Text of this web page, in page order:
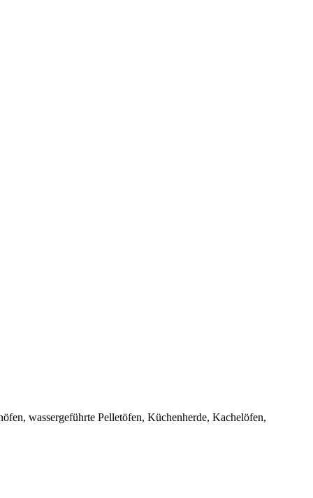
wassergeführte Pelletöfen, Küchenherde, Kachelöfen,